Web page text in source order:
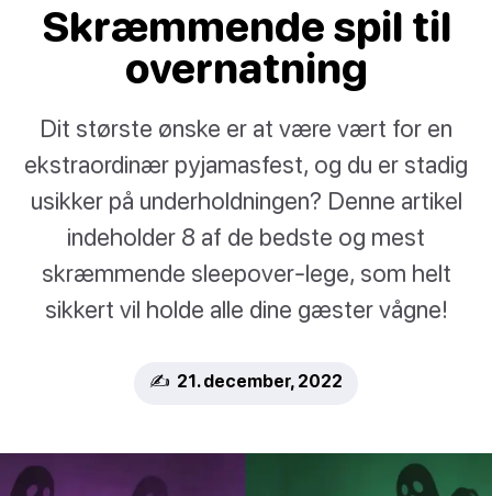
Skræmmende spil til
overnatning
Dit største ønske er at være vært for en
ekstraordinær pyjamasfest, og du er stadig
usikker på underholdningen? Denne artikel
indeholder 8 af de bedste og mest
skræmmende sleepover-lege, som helt
sikkert vil holde alle dine gæster vågne!
✍️ 21. december, 2022